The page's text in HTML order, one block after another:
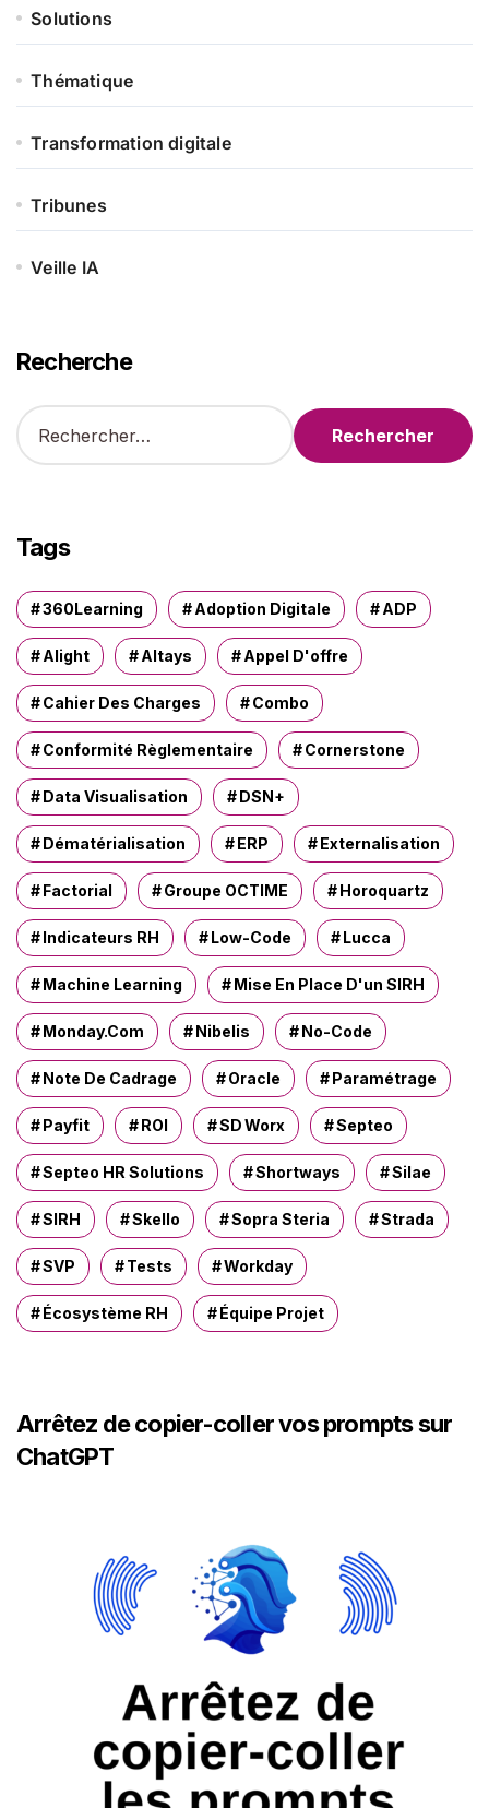
Solutions
Thématique
Transformation digitale
Tribunes
Veille IA
Recherche
R
e
r
c
e
Tags
360Learning Adoption Digitale ADP
Alight Altays Appel D'offre
Cahier Des Charges Combo
Conformité Règlementaire Cornerstone
Data Visualisation DSN+
Dématérialisation ERP Externalisation
Factorial Groupe OCTIME Horoquartz
Indicateurs RH Low-Code Lucca
Machine Learning Mise En Place D'un SIRH
Monday.com Nibelis No-Code
Note De Cadrage Oracle Paramétrage
Payfit ROI SD Worx Septeo
Septeo HR Solutions Shortways Silae
SIRH Skello Sopra Steria Strada
SVP Tests Workday
Écosystème RH Équipe Projet
Arrêtez de copier-coller vos prompts sur
ChatGPT